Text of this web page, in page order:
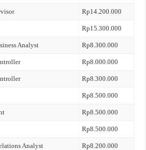
Rp14.200.000
Rp15.300.000
Analyst Rp8.300.000
Rp8.000.000
Rp8.300.000
Rp8.500.000
Rp8.500.000
Rp8.500.000
Analyst Rp8.200.000